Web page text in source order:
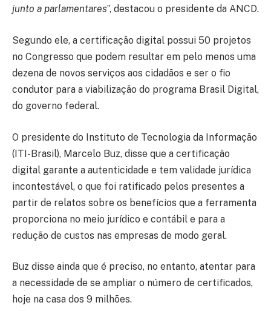
junto a parlamentares”, destacou o presidente da ANCD.
Segundo ele, a certificação digital possui 50 projetos
no Congresso que podem resultar em pelo menos uma
dezena de novos serviços aos cidadãos e ser o fio
condutor para a viabilização do programa Brasil Digital,
do governo federal.
O presidente do Instituto de Tecnologia da Informação
(ITI-Brasil), Marcelo Buz, disse que a certificação
digital garante a autenticidade e tem validade jurídica
incontestável, o que foi ratificado pelos presentes a
partir de relatos sobre os benefícios que a ferramenta
proporciona no meio jurídico e contábil e para a
redução de custos nas empresas de modo geral.
Buz disse ainda que é preciso, no entanto, atentar para
a necessidade de se ampliar o número de certificados,
hoje na casa dos 9 milhões.